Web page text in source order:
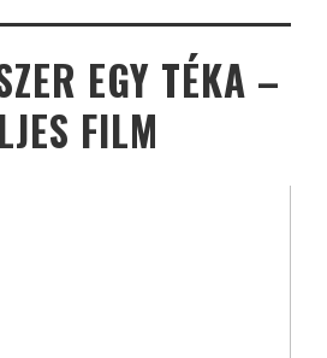
EGY TÉKA –
FILM